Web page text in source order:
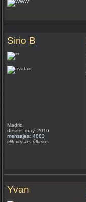
Sirio B
Madrid
desde: may, 2016
mensajes: 4883
clik ver los últimos
Yvan